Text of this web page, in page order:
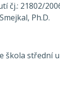
čj.: 21802/
Ph.D.
škola střední